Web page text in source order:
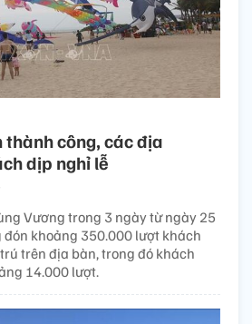
thành công, các địa
dịp nghỉ lễ
Vương trong 3 ngày từ ngày 25
khoảng 350.000 lượt khách
trên địa bàn, trong đó khách
14.000 lượt.